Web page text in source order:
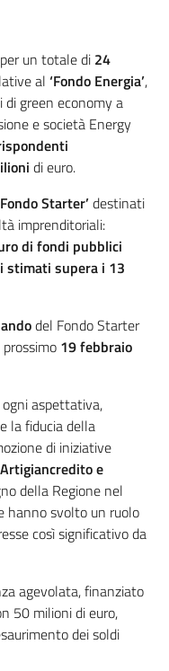
un totale di 24
al ‘Fondo Energia’,
green economy a
e società Energy
di euro.
Starter’destinati
imprenditoriali:
di fondi pubblici
stimati supera i 13
del Fondo Starter
19 febbraio
ogni aspettativa,
la fiducia della
di iniziative
Artigiancredito e
della Regione nel
hanno svolto un ruolo
così significativo da
agevolata, finanziato
50 milioni di euro,
dei soldi